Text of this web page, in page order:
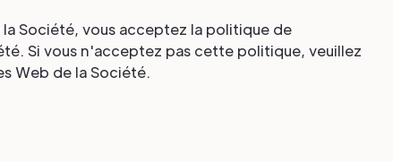
Société, vous acceptez la politique de
Si vous n'acceptez pas cette politique, veuillez
Web de la Société.